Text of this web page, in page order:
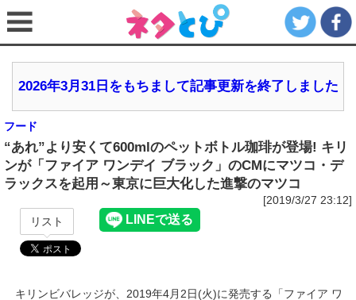
2026年3月31日をもちまして記事更新を終了しました
フード
“あれ”より安くて600mlのペットボトル珈琲が登場! キリ
ンが「ファイア ワンデイ ブラック」のCMにマツコ・デ
ラックスを起用～東京に巨大化した進撃のマツコ
[2019/3/27 23:12]
リスト
キリンビバレッジが、2019年4月2日(火)に発売する「ファイア ワ